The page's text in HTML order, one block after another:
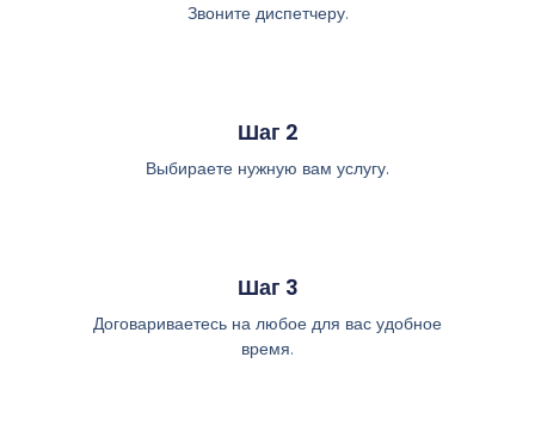
Звоните диспетчеру.
Шаг 2
Выбираете нужную вам услугу.
Шаг 3
Договариваетесь на любое для вас удобное
время.